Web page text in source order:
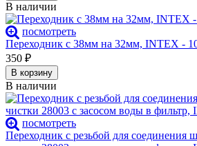
В наличии
посмотреть
Переходник с 38мм на 32мм, INTEX -
350 ₽
В корзину
В наличии
посмотреть
Переходник с резьбой для соединения